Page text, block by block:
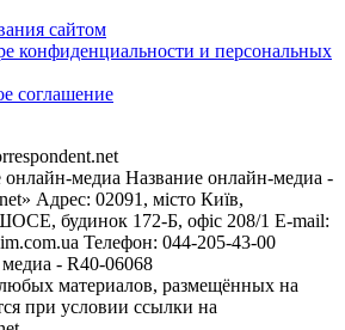
сайтом
конфиденциальности и персональных
соглашение
онлайн-медиа Название онлайн-медиа -
Адрес: 02091, місто Київ,
будинок 172-Б, офіс 208/1 E-mail:
Телефон: 044-205-43-00
- R40-06068
материалов, размещённых на
при условии ссылки на